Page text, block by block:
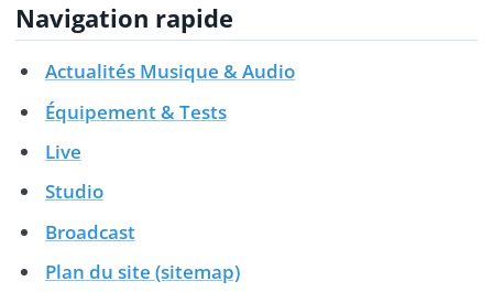
Navigation rapide
Actualités Musique & Audio
Équipement & Tests
Live
Studio
Broadcast
Plan du site (sitemap)